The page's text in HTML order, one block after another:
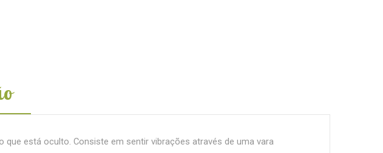
está oculto. Consiste em sentir vibrações através de uma vara